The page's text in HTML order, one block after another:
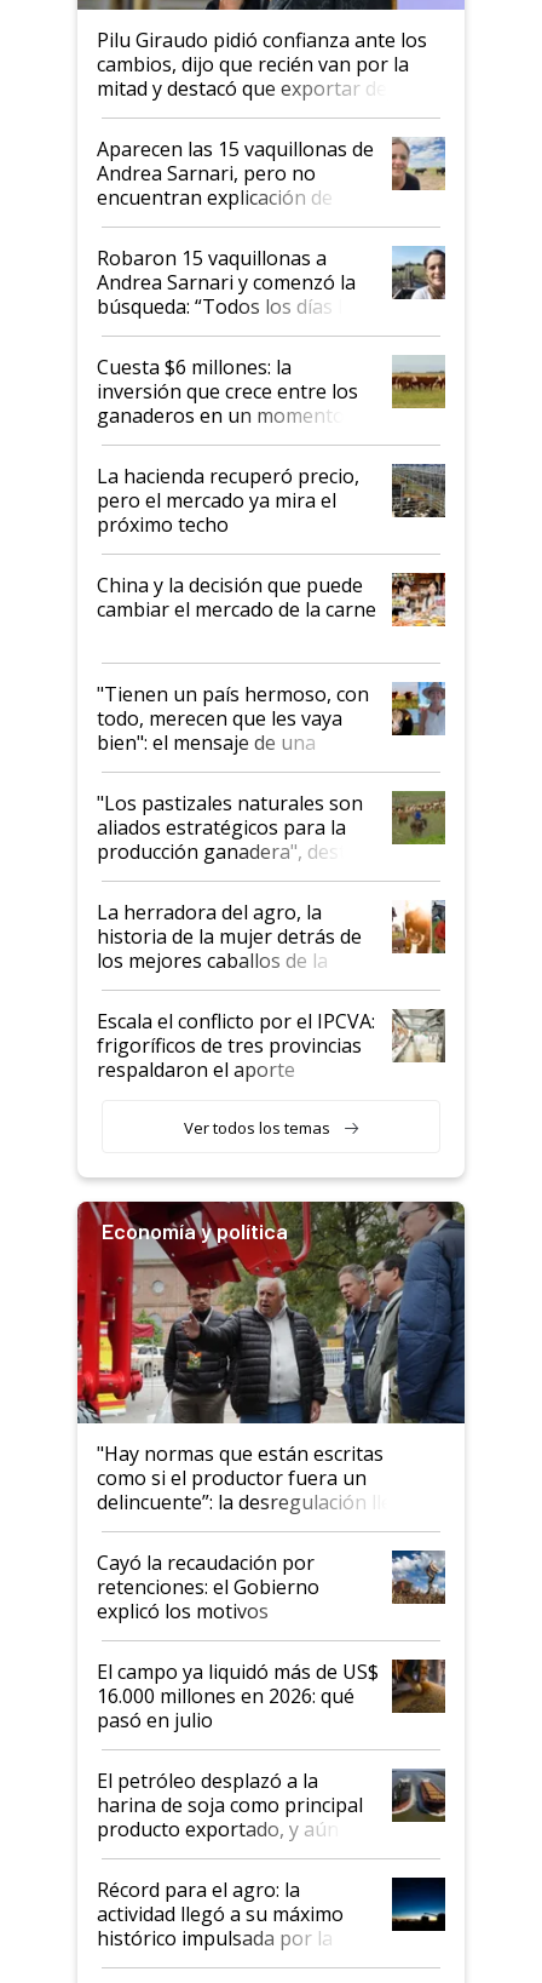
Pilu Giraudo pidió confianza ante los
cambios, dijo que recién van por la
mitad y destacó que exportar dejó de
ser "para unos pocos": "Tenemos un
mandato muy claro del gobierno
nacional"
Aparecen las 15 vaquillonas de
Andrea Sarnari, pero no
encuentran explicación de
cómo llegaron allí
Robaron 15 vaquillonas a
Andrea Sarnari y comenzó la
búsqueda: “Todos los días le
toca a algún productor”
Cuesta $6 millones: la
inversión que crece entre los
ganaderos en un momento
histórico para la actividad
La hacienda recuperó precio,
pero el mercado ya mira el
próximo techo
China y la decisión que puede
cambiar el mercado de la carne
"Tienen un país hermoso, con
todo, merecen que les vaya
bien": el mensaje de una
ganadera uruguaya sobre las
oportunidades que se abren
para el agro en Argentina, con
foco en la carne
"Los pastizales naturales son
aliados estratégicos para la
producción ganadera", destaca
la iniciativa que ya reúne a 46
establecimientos en Argentina
La herradora del agro, la
historia de la mujer detrás de
los mejores caballos de la
Argentina y los mitos que
todavía hacen sufrir a estos
animales: "Mientras me
descalificaban, yo seguí
haciendo currículum"
Escala el conflicto por el IPCVA:
frigoríficos de tres provincias
respaldaron el aporte
Ver todos los temas
Economía y política
"Hay normas que están escritas
como si el productor fuera un
delincuente”: la desregulación llegó
al Congreso Aapresid y hasta se
habló del financiamiento al IPCVA
Cayó la recaudación por
retenciones: el Gobierno
explicó los motivos
El campo ya liquidó más de US$
16.000 millones en 2026: qué
pasó en julio
El petróleo desplazó a la
harina de soja como principal
producto exportado, y aún así
el agro aportó casi seis de cada
diez dólares y sostuvo el
liderazgo en un semestre
récord
Récord para el agro: la
actividad llegó a su máximo
histórico impulsada por la
cosecha y las exportaciones